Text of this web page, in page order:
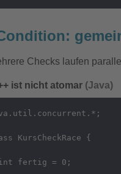
Checks laufen
ist nicht atomar (Java)
KursCheckRace {
fertig = 0;